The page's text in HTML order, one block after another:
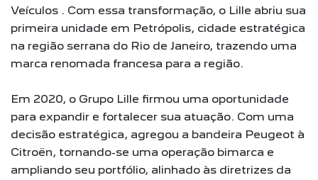
Veículos . Com essa transformação, o Lille abriu sua
primeira unidade em Petrópolis, cidade estratégica
na região serrana do Rio de Janeiro, trazendo uma
marca renomada francesa para a região.
Em 2020, o Grupo Lille firmou uma oportunidade
para expandir e fortalecer sua atuação. Com uma
decisão estratégica, agregou a bandeira Peugeot à
Citroën, tornando-se uma operação bimarca e
ampliando seu portfólio, alinhado às diretrizes da